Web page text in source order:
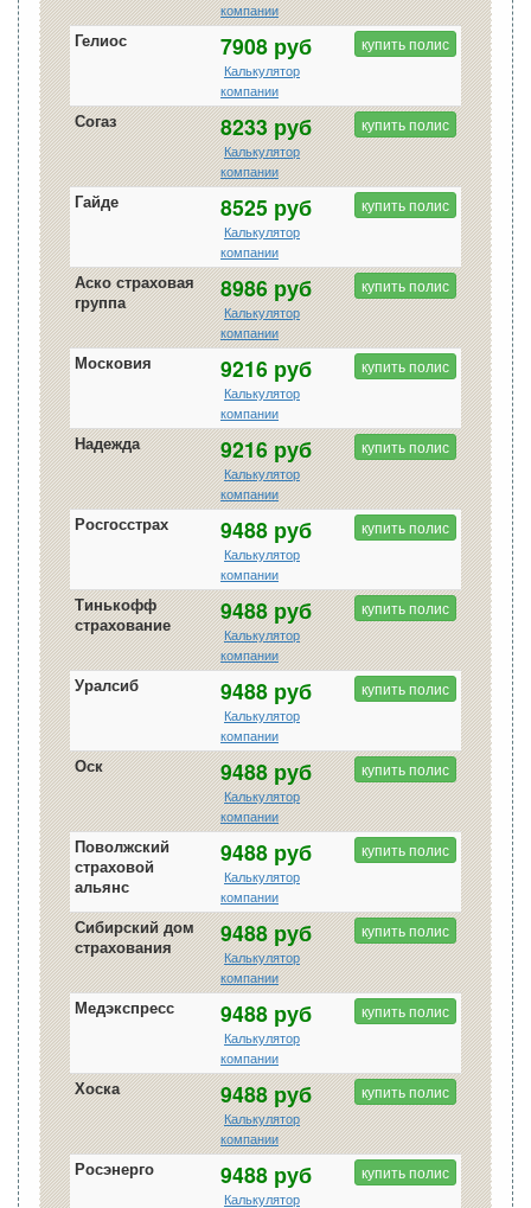
компании
Гелиос 7908 руб
Калькулятор
компании
купить полис
Согаз 8233 руб
Калькулятор
компании
купить полис
Гайде 8525 руб
Калькулятор
компании
купить полис
Аско страховая
группа
8986 руб
Калькулятор
компании
купить полис
Московия 9216 руб
Калькулятор
компании
купить полис
Надежда 9216 руб
Калькулятор
компании
купить полис
Росгосстрах 9488 руб
Калькулятор
компании
купить полис
Тинькофф
страхование
9488 руб
Калькулятор
компании
купить полис
Уралсиб 9488 руб
Калькулятор
компании
купить полис
Оск 9488 руб
Калькулятор
компании
купить полис
Поволжский
страховой
альянс
9488 руб
Калькулятор
компании
купить полис
Сибирский дом
страхования
9488 руб
Калькулятор
компании
купить полис
Медэкспресс 9488 руб
Калькулятор
компании
купить полис
Хоска 9488 руб
Калькулятор
компании
купить полис
Росэнерго 9488 руб
Калькулятор
купить полис